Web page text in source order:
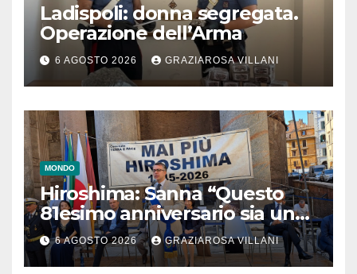
Ladispoli: donna segregata.
Operazione dell’Arma
6 AGOSTO 2026 GRAZIAROSA VILLANI
MONDO
Hiroshima: Sanna “Questo
81esimo anniversario sia un
monito per tutti”
6 AGOSTO 2026 GRAZIAROSA VILLANI